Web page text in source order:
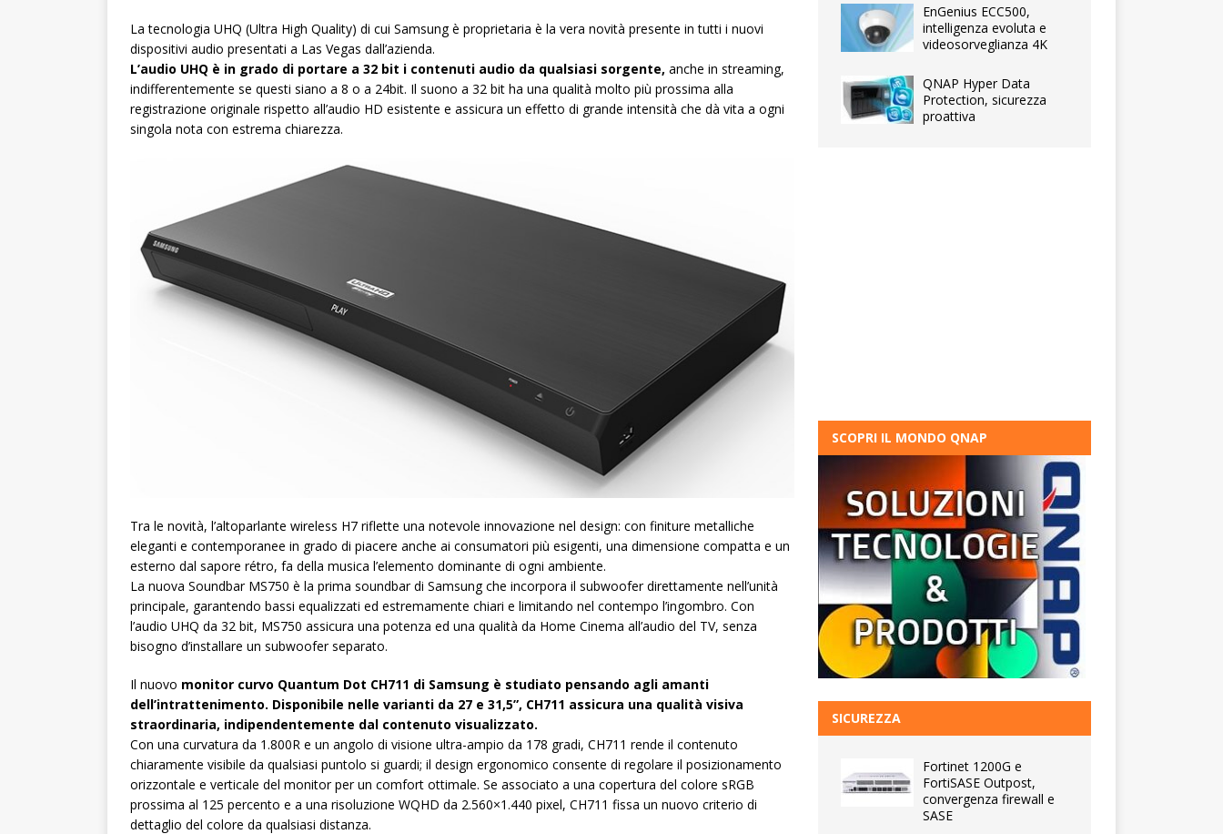
La tecnologia UHQ (Ultra High Quality) di cui Samsung è proprietaria è la vera novità presente in tutti i nuovi
dispositivi audio presentati a Las Vegas dall’azienda.
L’audio UHQ è in grado di portare a 32 bit i contenuti audio da qualsiasi sorgente, anche in streaming,
indifferentemente se questi siano a 8 o a 24bit. Il suono a 32 bit ha una qualità molto più prossima alla
registrazione originale rispetto all’audio HD esistente e assicura un effetto di grande intensità che dà vita a ogni
singola nota con estrema chiarezza.
Tra le novità, l’altoparlante wireless H7 riflette una notevole innovazione nel design: con finiture metalliche
eleganti e contemporanee in grado di piacere anche ai consumatori più esigenti, una dimensione compatta e un
esterno dal sapore rétro, fa della musica l’elemento dominante di ogni ambiente.
La nuova Soundbar MS750 è la prima soundbar di Samsung che incorpora il subwoofer direttamente nell’unità
principale, garantendo bassi equalizzati ed estremamente chiari e limitando nel contempo l’ingombro. Con
l’audio UHQ da 32 bit, MS750 assicura una potenza ed una qualità da Home Cinema all’audio del TV, senza
bisogno d’installare un subwoofer separato.
Il nuovo monitor curvo Quantum Dot CH711 di Samsung è studiato pensando agli amanti
dell’intrattenimento. Disponibile nelle varianti da 27 e 31,5”, CH711 assicura una qualità visiva
straordinaria, indipendentemente dal contenuto visualizzato.
Con una curvatura da 1.800R e un angolo di visione ultra-ampio da 178 gradi, CH711 rende il contenuto
chiaramente visibile da qualsiasi puntolo si guardi; il design ergonomico consente di regolare il posizionamento
orizzontale e verticale del monitor per un comfort ottimale. Se associato a una copertura del colore sRGB
prossima al 125 percento e a una risoluzione WQHD da 2.560×1.440 pixel, CH711 fissa un nuovo criterio di
dettaglio del colore da qualsiasi distanza.
EnGenius ECC500,
intelligenza evoluta e
videosorveglianza 4K
QNAP Hyper Data
Protection, sicurezza
proattiva
SCOPRI IL MONDO QNAP
SICUREZZA
Fortinet 1200G e
FortiSASE Outpost,
convergenza firewall e
SASE